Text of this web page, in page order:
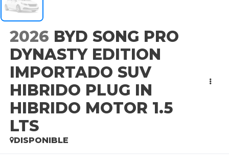
2026 BYD SONG PRO
DYNASTY EDITION
IMPORTADO SUV
HIBRIDO PLUG IN
HIBRIDO MOTOR 1.5
LTS
DISPONIBLE